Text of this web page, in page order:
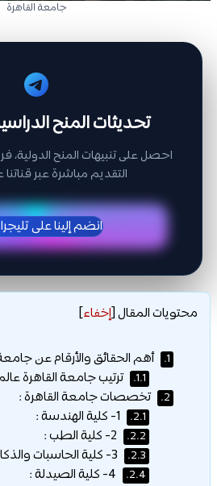
جامعة القاهرة
تحديثات المنح
احصل على تنبيهات المنح الدولية،
التقديم مباشرة عبر قناتنا
انضم إلينا على
محتويات المقال[إخفاء]
1. أهم الحقائق والأرقام عن
1.1. ترتيب جامعة القاهرة
2. تخصصات جامعة القاهرة :
2.1.
2.2.
2.3.
2.4.